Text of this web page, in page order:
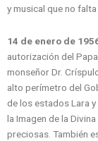
y musical que no
14 de enero de
autorización del
monseñor Dr.
alto perímetro del
de los estados Lara
la Imagen de la
preciosas. También